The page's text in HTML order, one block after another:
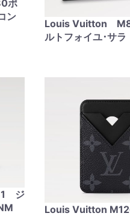
ポ
ン
Louis Vuitton
ルトフォイユ･サラ
ジ
Louis Vuitton